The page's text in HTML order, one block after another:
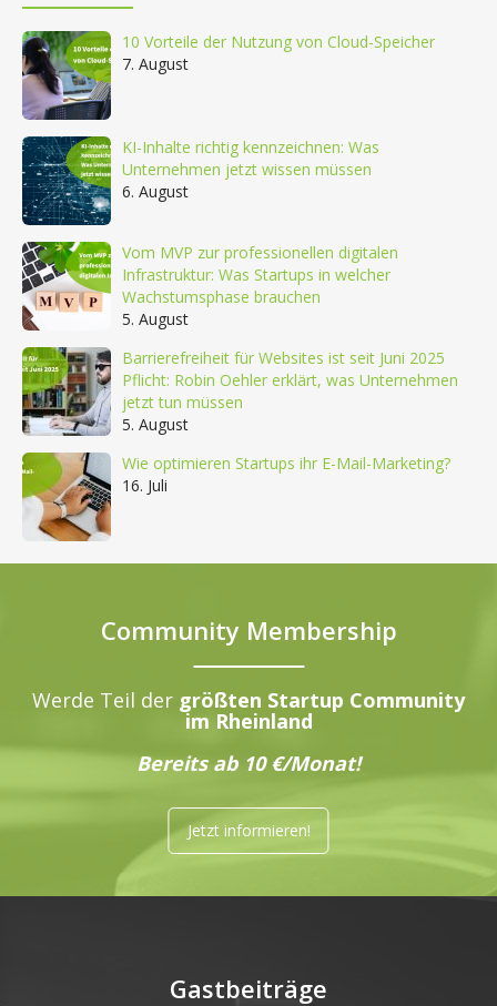
10 Vorteile der Nutzung von Cloud-Speicher
7. August
KI-Inhalte richtig kennzeichnen: Was
Unternehmen jetzt wissen müssen
6. August
Vom MVP zur professionellen digitalen
Infrastruktur: Was Startups in welcher
Wachstumsphase brauchen
5. August
Barrierefreiheit für Websites ist seit Juni 2025
Pflicht: Robin Oehler erklärt, was Unternehmen
jetzt tun müssen
5. August
Wie optimieren Startups ihr E-Mail-Marketing?
16. Juli
Community Membership
Werde Teil der größten Startup Community
im Rheinland
Bereits ab 10 €/Monat!
Jetzt informieren!
Gastbeiträge